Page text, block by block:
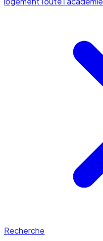
Recherche